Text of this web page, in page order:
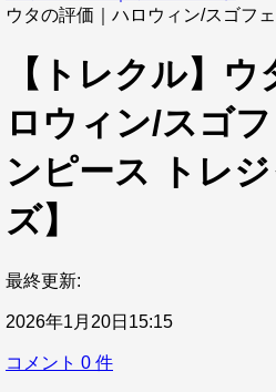
ウタの評価｜ハロウィン/スゴフ
【トレクル】
ロウィン/スゴ
ンピース トレ
ズ】
最終更新:
2026年1月20日15:15
コメント 0 件